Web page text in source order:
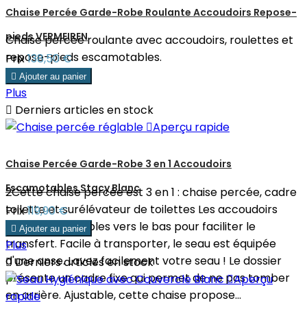
Chaise Percée Garde-Robe Roulante Accoudoirs Repose-
pieds VERMEIREN
Chaise percée roulante avec accoudoirs, roulettes et
repose-pieds escamotables.
Prix138,50 €
 Ajouter au panier
Plus
 Derniers articles en stock
Aperçu rapide
Chaise Percée Garde-Robe 3 en 1 Accoudoirs
Escamotables Stacy Blanc
2Cette chaise percée est 3 en 1 : chaise percée, cadre
toilette et surélévateur de toilettes Les accoudoirs
sont escamotables vers le bas pour faciliter le
transfert. Facile à transporter, le seau est équipée
d'une anse. Lavez facilement votre seau ! Le dossier
présente un cadre fixe qui permet de ne pas tomber
en arrière. Ajustable, cette chaise propose...
Prix119,90 €
 Ajouter au panier
Plus
Derniers articles en stock
Aperçu
rapide